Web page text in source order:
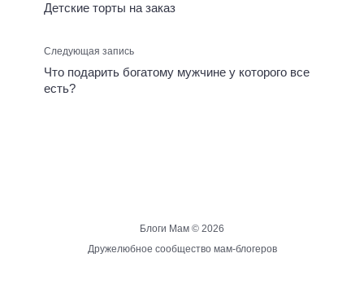
Детские торты на заказ
Следующая запись
Что подарить богатому мужчине у которого все
есть?
Блоги Мам © 2026
Дружелюбное сообщество мам-блогеров